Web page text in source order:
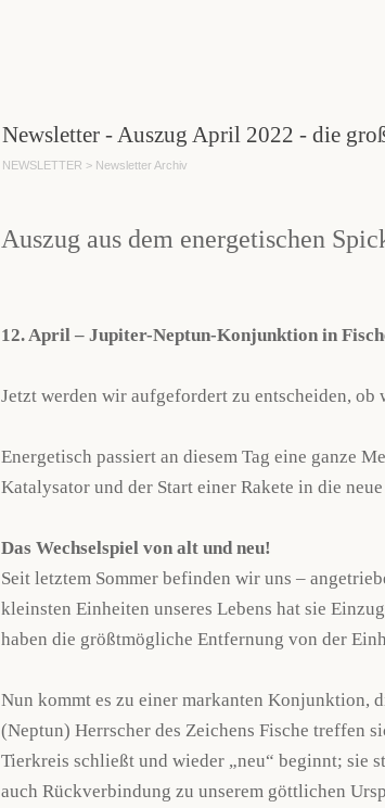
Newsletter - Auszug April 2022 - die
NEWSLETTER > Newsletter Archiv
Auszug aus dem energetischen
12. April – Jupiter-Neptun-Konjunktion in
Jetzt werden wir aufgefordert zu entscheiden,
Energetisch passiert an diesem Tag eine ganze
Katalysator und der Start einer Rakete in die
Das Wechselspiel von alt und neu!
Seit letztem Sommer befinden wir uns –
kleinsten Einheiten unseres Lebens hat sie
haben die größtmögliche Entfernung von der
Nun kommt es zu einer markanten Konjunktion,
(Neptun) Herrscher des Zeichens Fische treffen
Tierkreis schließt und wieder „neu“ beginnt; sie
auch Rückverbindung zu unserem göttlichen